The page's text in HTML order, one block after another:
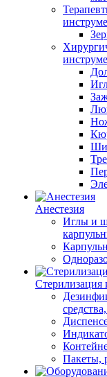
Анестезия
Иглы и
Стерилизация
Пакеты,